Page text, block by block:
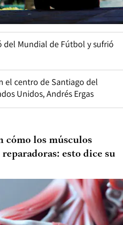
del Mundial de Fútbol y sufrió
el centro de Santiago del
Unidos, Andrés Ergas
cómo los músculos
esto dice su